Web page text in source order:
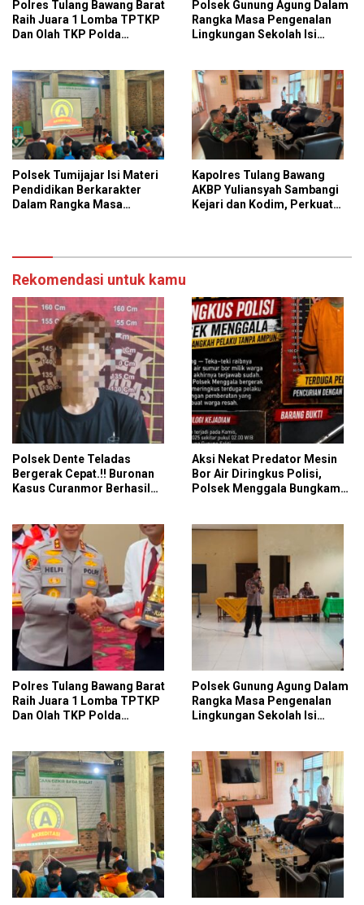
Polres Tulang Bawang Barat
Raih Juara 1 Lomba TPTKP
Dan Olah TKP Polda
Presisi
Polsek Gunung Agung Dalam
Rangka Masa Pengenalan
Lingkungan Sekolah Isi
Polsek Tumijajar Isi Materi
Pendidikan Berkarakter
Dalam Rangka Masa
Kapolres Tulang Bawang
AKBP Yuliansyah Sambangi
Kejari dan Kodim, Perkuat
Rekomendasi untuk kamu
Polsek Dente Teladas
Bergerak Cepat.!! Buronan
Kasus Curanmor Berhasil
Aksi Nekat Predator Mesin
Bor Air Diringkus Polisi,
Polsek Menggala Bungkam
Polres Tulang Bawang Barat
Raih Juara 1 Lomba TPTKP
Dan Olah TKP Polda
Presisi
Polsek Gunung Agung Dalam
Rangka Masa Pengenalan
Lingkungan Sekolah Isi